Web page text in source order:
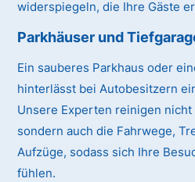
widerspiegeln, die Ihre Gäste
Parkhäuser und
Ein sauberes Parkhaus oder
hinterlässt bei Autobesitzern
Unsere Experten reinigen
sondern auch die Fahrwege,
Aufzüge, sodass sich Ihre
fühlen.